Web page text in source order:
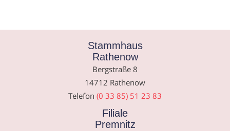
Stammhaus
Rathenow
Bergstraße 8
14712 Rathenow
Telefon (0 33 85) 51 23 83
Filiale
Premnitz